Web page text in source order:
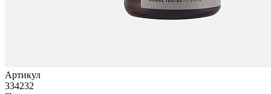
Артикул
334232